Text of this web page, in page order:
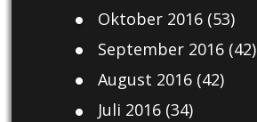
Oktober 2016(53)
September 2016(42)
August 2016(42)
Juli 2016(34)